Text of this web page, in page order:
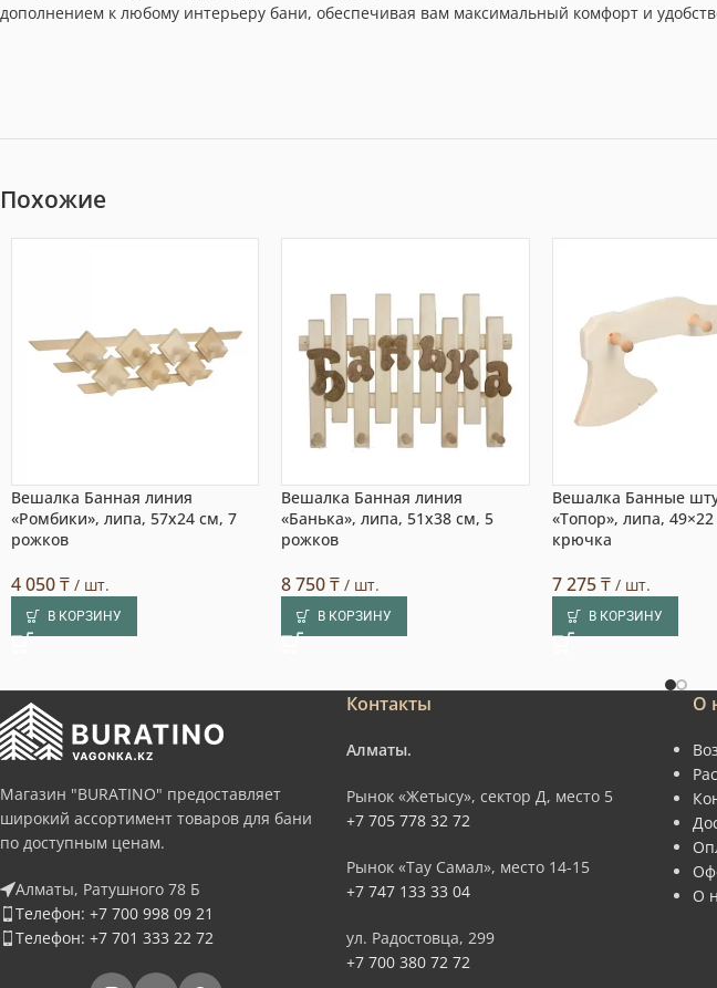
дополнением к любому интерьеру бани, обеспечивая вам максимальный комфорт и
Похожие
Вешалка Банная линия
«Ромбики», липа, 57х24 см, 7
рожков
4 050₸ / шт.
В КОРЗИНУ
Вешалка Банная линия
«Банька», липа, 51х38 см, 5
рожков
8 750₸ / шт.
В КОРЗИНУ
Вешалка Банные
«Топор», липа,
крючка
7 275₸/ шт.
В КОРЗИНУ
Магазин "BURATINO" предоставляет
широкий ассортимент товаров для бани
по доступным ценам.
Алматы, Ратушного 78 Б
Телефон: +7 700 998 09 21
Телефон: +7 701 333 22 72
Контакты
Алматы.
Рынок «Жетысу», сектор Д, место 5
+7 705 778 32 72
Рынок «Тау Самал», место 14-15
+7 747 133 33 04
ул. Радостовца, 299
+7 700 380 72 72
О
О